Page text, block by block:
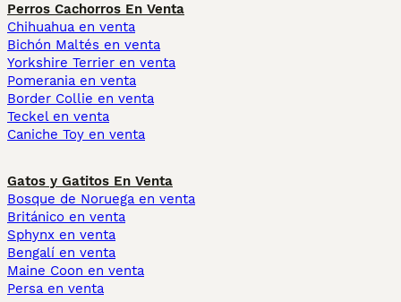
Perros Cachorros En Venta
Chihuahua en venta
Bichón Maltés en venta
Yorkshire Terrier en venta
Pomerania en venta
Border Collie en venta
Teckel en venta
Caniche Toy en venta
Gatos y Gatitos En Venta
Bosque de Noruega en venta
Británico en venta
Sphynx en venta
Bengalí en venta
Maine Coon en venta
Persa en venta